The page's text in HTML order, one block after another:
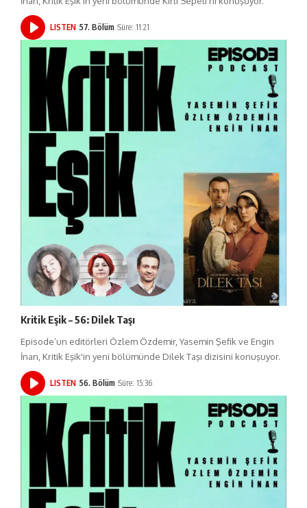
LISTEN 57. Bölüm Süre: 11:21
Kritik Eşik – 56: Dilek Taşı
Episode’un editörleri Özlem Özdemir, Yasemin Şefik ve Engin
İnan, Kritik Eşik'in yeni bölümünde Dilek Taşı dizisini konuşuyor.
LISTEN 56. Bölüm Süre: 15:36